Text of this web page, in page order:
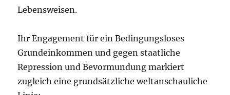
Lebensweisen.
Ihr Engagement für ein Bedingungsloses
Grundeinkommen und gegen staatliche
Repression und Bevormundung markiert
zugleich eine grundsätzliche weltanschauliche